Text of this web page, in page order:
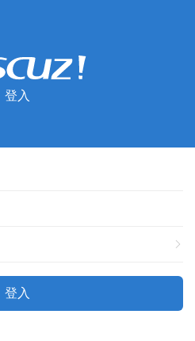
登入
登入